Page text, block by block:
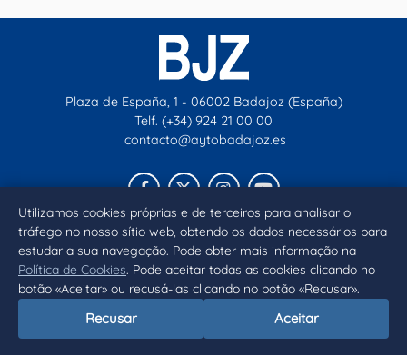
Utilizamos cookies próprias e de terceiros para analisar o
tráfego no nosso sítio web, obtendo os dados necessários para
estudar a sua navegação. Pode obter mais informação na
Política de Cookies. Pode aceitar todas as cookies clicando no
botão «Aceitar» ou recusá-las clicando no botão «Recusar».
Recusar Aceitar
Plaza de España, 1 - 06002 Badajoz (España)
Telf. (+34) 924 21 00 00
contacto@aytobadajoz.es
Inicio Aviso legal Privacidad Política de Cookies
Declaración de accesibilidad